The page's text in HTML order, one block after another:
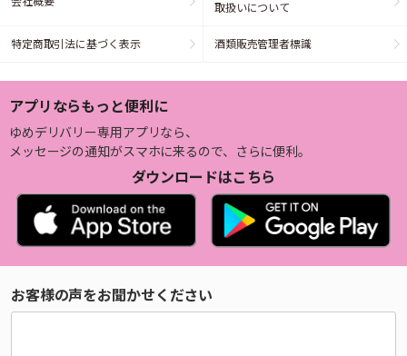
取扱いについて
特定商取引法に基づく表示 酒類販売管理者標識
アプリならもっと便利に
ゆめデリバリー専用アプリなら、
メッセージの通知がスマホに来るので、さらに便利。
ダウンロードはこちら
お客様の声をお聞かせください